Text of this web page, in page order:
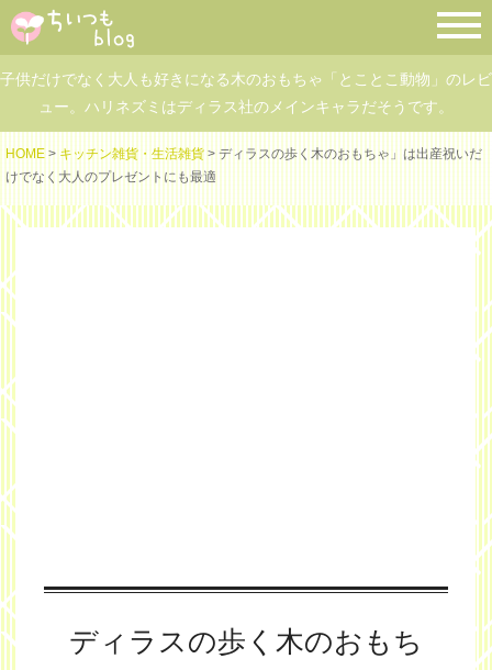
子供だけでなく大人も好きになる木のおもちゃ「とことこ動物」のレビ
ュー。ハリネズミはディラス社のメインキャラだそうです。
HOME > キッチン雑貨・生活雑貨 > ディラスの歩く木のおもちゃ」は出産祝いだ
けでなく大人のプレゼントにも最適
ディラスの歩く木のおもち